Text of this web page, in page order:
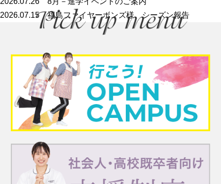
2026.07.15福島ファイヤーボンズ様 シーズン報告